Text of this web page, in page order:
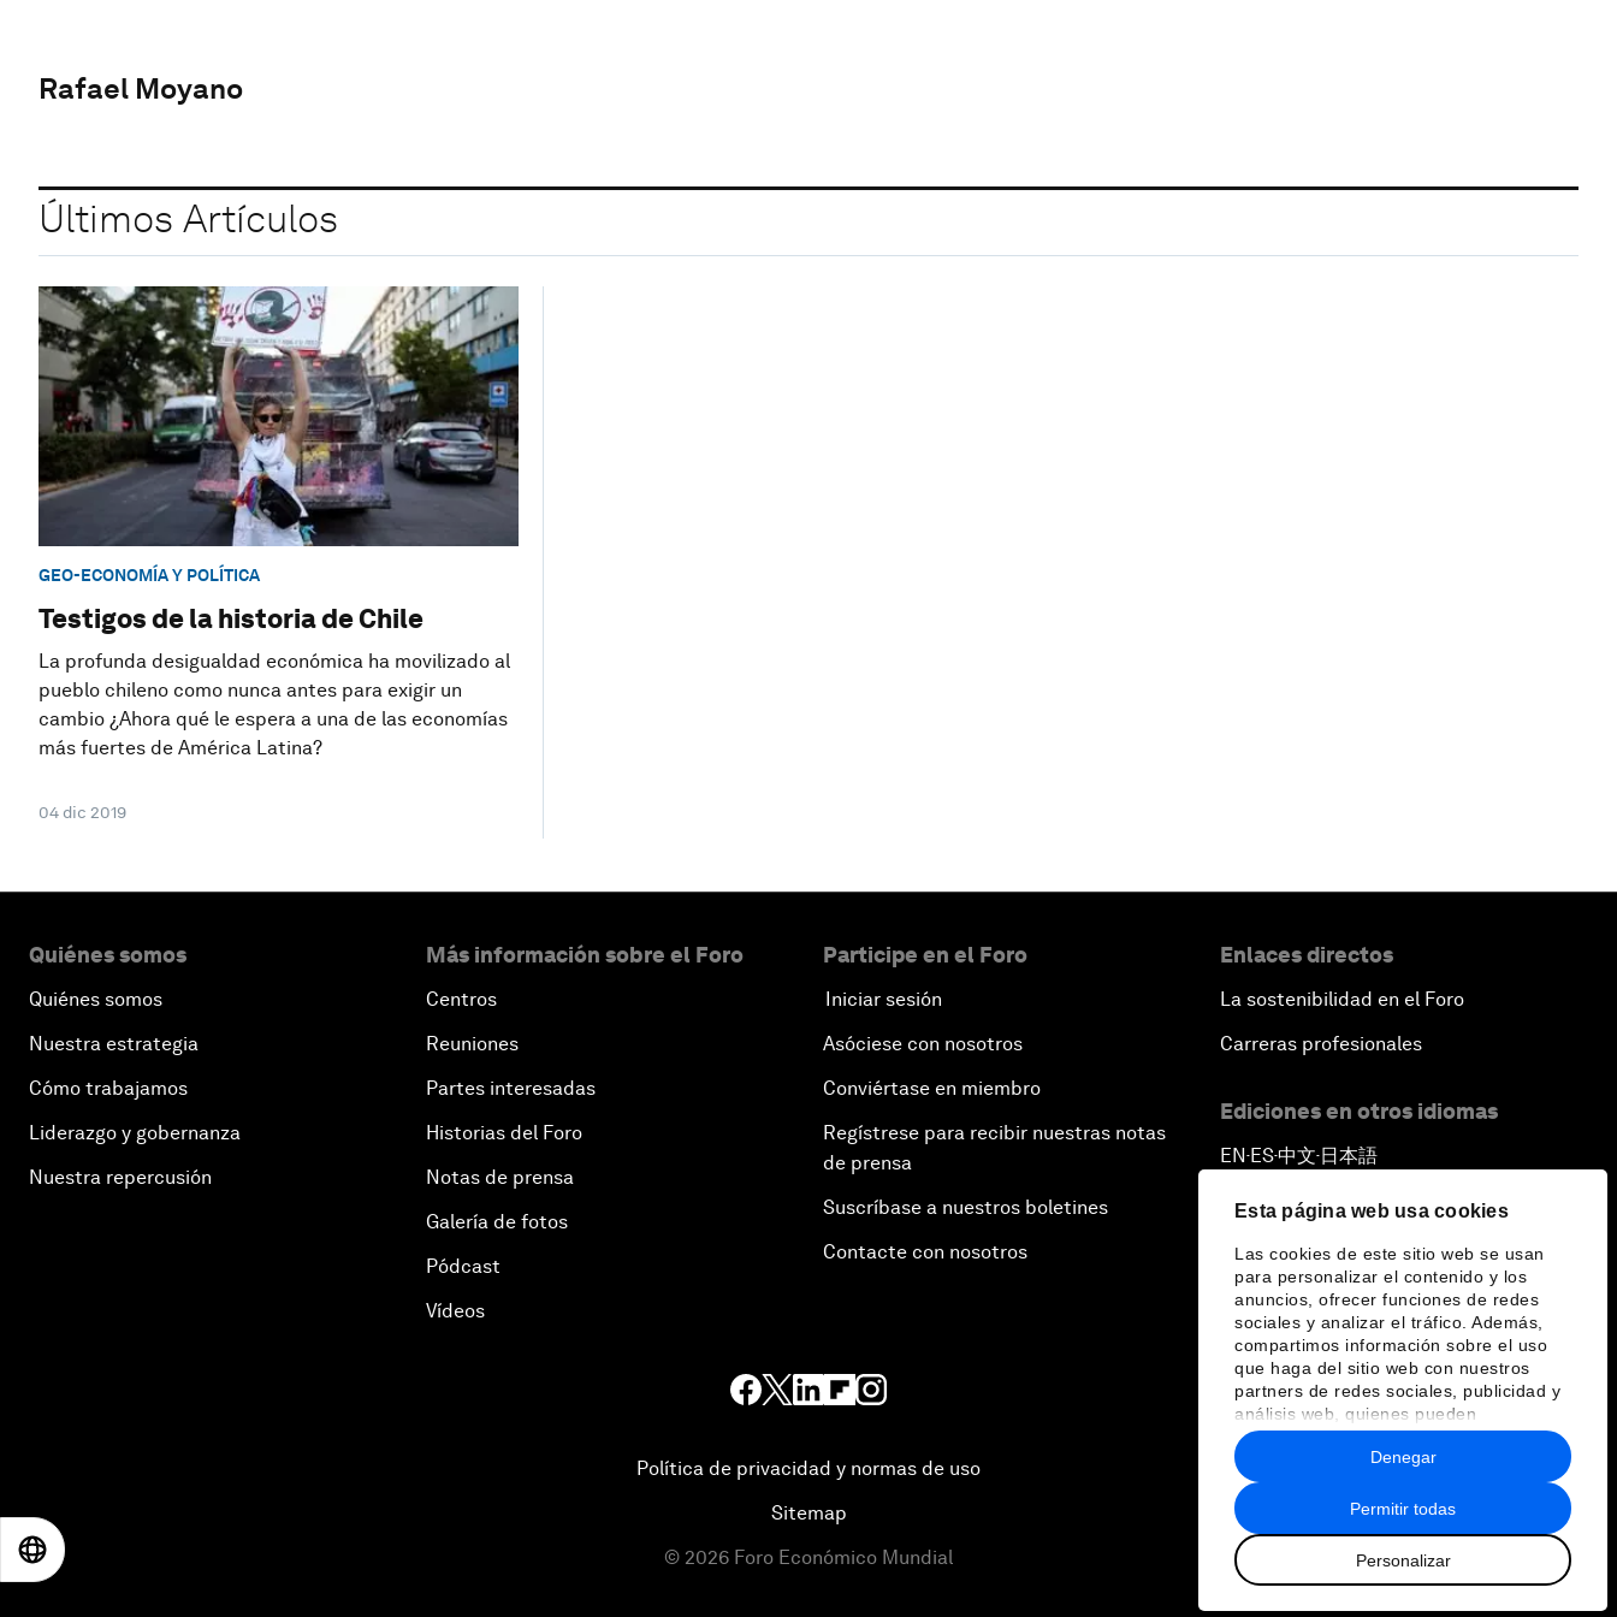
Esta página web usa cookies
Las cookies de este sitio web se usan
para personalizar el contenido y los
anuncios, ofrecer funciones de redes
sociales y analizar el tráfico. Además,
compartimos información sobre el uso
que haga del sitio web con nuestros
partners de redes sociales, publicidad y
análisis web, quienes pueden
combinarla con otra información que les
haya proporcionado o que hayan
recopilado a partir del uso que haya
hecho de sus servicios.
Permitir todas
Personalizar
Denegar
Rafael Moyano
Últimos Artículos
GEO-ECONOMÍA Y POLÍTICA
Testigos de la historia de Chile
La profunda desigualdad económica ha movilizado al
pueblo chileno como nunca antes para exigir un
cambio ¿Ahora qué le espera a una de las economías
más fuertes de América Latina?
04 dic 2019
Quiénes somos
Quiénes somos
Nuestra estrategia
Cómo trabajamos
Liderazgo y gobernanza
Nuestra repercusión
Más información sobre el Foro
Centros
Reuniones
Partes interesadas
Historias del Foro
Notas de prensa
Galería de fotos
Pódcast
Vídeos
Participe en el Foro
Iniciar sesión
Asóciese con nosotros
Conviértase en miembro
Regístrese para recibir nuestras notas
de prensa
Suscríbase a nuestros boletines
Contacte con nosotros
Enlaces directos
La sostenibilidad en el Foro
Carreras profesionales
Ediciones en otros idiomas
EN ▪ ES▪中文▪ 日本語
Política de privacidad y normas de uso
Sitemap
© 2026 Foro Económico Mundial